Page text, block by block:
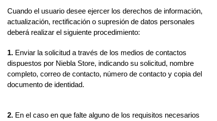
Cuando el usuario desee ejercer los derechos de información,
actualización, rectificación o supresión de datos personales
deberá realizar el siguiente procedimiento:
1. Enviar la solicitud a través de los medios de contactos
dispuestos por Niebla Store, indicando su solicitud, nombre
completo, correo de contacto, número de contacto y copia del
documento de identidad.
2. En el caso en que falte alguno de los requisitos necesarios